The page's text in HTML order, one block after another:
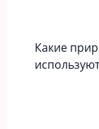
Какие